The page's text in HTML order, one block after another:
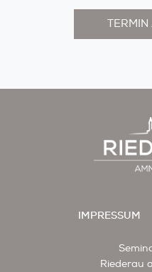
TERMIN
IMPRESSUM
Riederau